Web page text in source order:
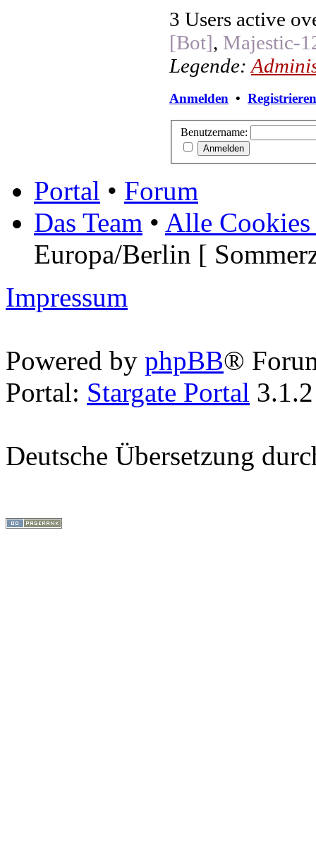
3 Users active
[Bot], Majestic-
Legende:
Anmelden • Registrieren
Benutzername:
Portal • Forum
Das Team • Alle Cookies
Europa/Berlin [
Impressum
Powered by phpBB®
Portal: Stargate Portal
Deutsche Übersetzung